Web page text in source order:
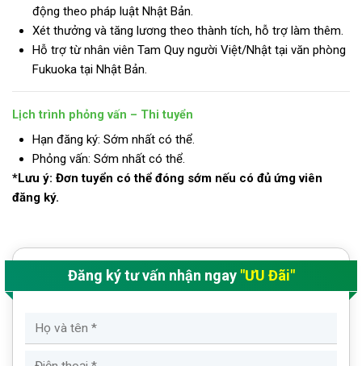
động theo pháp luật Nhật Bản.
Xét thưởng và tăng lương theo thành tích, hỗ trợ làm thêm.
Hỗ trợ từ nhân viên Tam Quy người Việt/Nhật tại văn phòng
Fukuoka tại Nhật Bản.
Lịch trình phỏng vấn – Thi tuyển
Hạn đăng ký: Sớm nhất có thể.
Phỏng vấn: Sớm nhất có thể.
*Lưu ý: Đơn tuyển có thể đóng sớm nếu có đủ ứng viên
đăng ký.
Đăng ký tư vấn nhận ngay "ƯU Đãi"